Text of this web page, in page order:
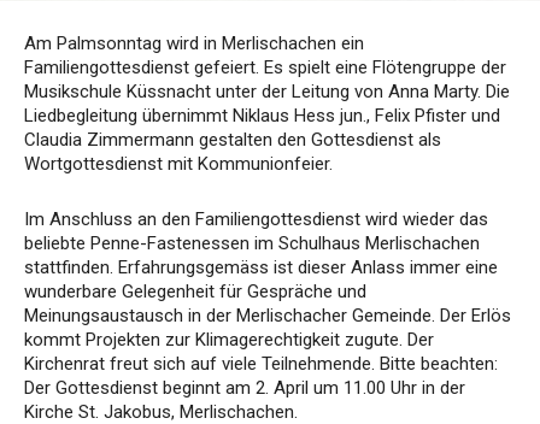
Am Palmsonntag wird in Merlischachen ein
Familiengottesdienst gefeiert. Es spielt eine Flötengruppe der
Musikschule Küssnacht unter der Leitung von Anna Marty. Die
Liedbegleitung übernimmt Niklaus Hess jun., Felix Pfister und
Claudia Zimmermann gestalten den Gottesdienst als
Wortgottesdienst mit Kommunionfeier.
Im Anschluss an den Familiengottesdienst wird wieder das
beliebte Penne-Fastenessen im Schulhaus Merlischachen
stattfinden. Erfahrungsgemäss ist dieser Anlass immer eine
wunderbare Gelegenheit für Gespräche und
Meinungsaustausch in der Merlischacher Gemeinde. Der Erlös
kommt Projekten zur Klimagerechtigkeit zugute. Der
Kirchenrat freut sich auf viele Teilnehmende. Bitte beachten:
Der Gottesdienst beginnt am 2. April um 11.00 Uhr in der
Kirche St. Jakobus, Merlischachen.